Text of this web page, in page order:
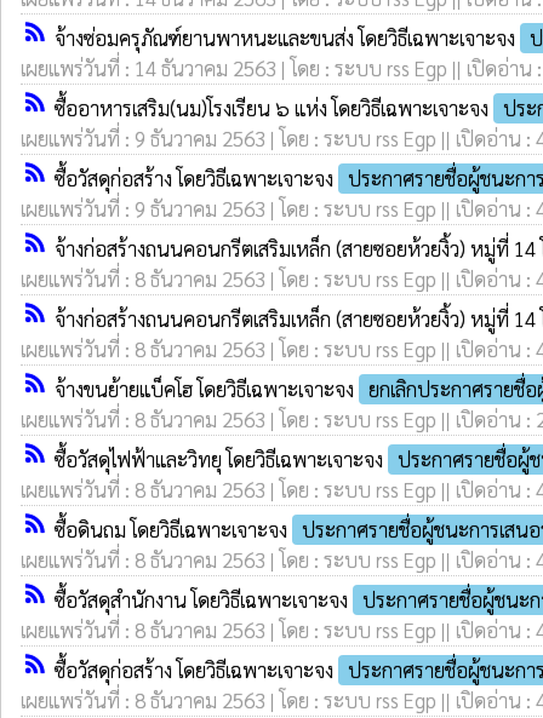
rss_feed จ้างซ่อมครุภัณฑ์ยานพาหนะและขนส่ง โดยวิธีเฉพาะเจาะจง
เผยแพร่วันที่ : 14 ธันวาคม 2563 | โดย : ระบบ rss Egp || เปิดอ่าน
rss_feed ซื้ออาหารเสริม(นม)โรงเรียน ๖ แห่ง โดยวิธีเฉพาะเจาะจง
ประ
เผยแพร่วันที่ : 9 ธันวาคม 2563 | โดย : ระบบ rss Egp || เปิดอ่าน :
rss_feed ซื้อวัสดุก่อสร้าง โดยวิธีเฉพาะเจาะจง
ประกาศรายชื่อผู้ชนะกา
เผยแพร่วันที่ : 9 ธันวาคม 2563 | โดย : ระบบ rss Egp || เปิดอ่าน :
rss_feed จ้างก่อสร้างถนนคอนกรีตเสริมเหล็ก (สายซอยห้วยงิ้ว) หมู่ที่ 14
เผยแพร่วันที่ : 8 ธันวาคม 2563 | โดย : ระบบ rss Egp || เปิดอ่าน :
rss_feed จ้างก่อสร้างถนนคอนกรีตเสริมเหล็ก (สายซอยห้วยงิ้ว) หมู่ที่ 14
เผยแพร่วันที่ : 8 ธันวาคม 2563 | โดย : ระบบ rss Egp || เปิดอ่าน :
rss_feed จ้างขนย้ายแบ็คโฮ โดยวิธีเฉพาะเจาะจง
ยกเลิกประกาศรายชื่
เผยแพร่วันที่ : 8 ธันวาคม 2563 | โดย : ระบบ rss Egp || เปิดอ่าน :
rss_feed ซื้อวัสดุไฟฟ้าและวิทยุ โดยวิธีเฉพาะเจาะจง
ประกาศรายชื่อผู้
เผยแพร่วันที่ : 8 ธันวาคม 2563 | โดย : ระบบ rss Egp || เปิดอ่าน :
rss_feed ซื้อดินถม โดยวิธีเฉพาะเจาะจง
ประกาศรายชื่อผู้ชนะการเสน
เผยแพร่วันที่ : 8 ธันวาคม 2563 | โดย : ระบบ rss Egp || เปิดอ่าน :
rss_feed ซื้อวัสดุสำนักงาน โดยวิธีเฉพาะเจาะจง
ประกาศรายชื่อผู้ชนะก
เผยแพร่วันที่ : 8 ธันวาคม 2563 | โดย : ระบบ rss Egp || เปิดอ่าน :
rss_feed ซื้อวัสดุก่อสร้าง โดยวิธีเฉพาะเจาะจง
ประกาศรายชื่อผู้ชนะกา
เผยแพร่วันที่ : 8 ธันวาคม 2563 | โดย : ระบบ rss Egp || เปิดอ่าน :